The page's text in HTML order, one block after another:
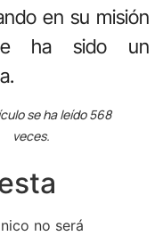
en su misión
ha sido un
se ha leído 568
veces.
no será